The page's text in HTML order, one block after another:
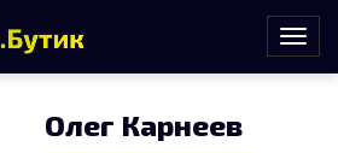
Олег Карнеев